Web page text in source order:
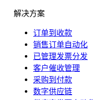
解决方案
订单到收款
销售订单自动化
已管理发票分发
客户催收管理
采购到付款
数字供应链